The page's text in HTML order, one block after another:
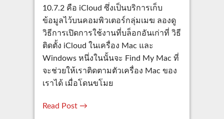
10.7.2 คือ iCloud ซึ่งเป็นบริการเก็บ
ข้อมูลไว้บนคอมพิวเตอร์กลุ่มเมฆ ลองดู
วิธีการเปิดการใช้งานที่บล็อกอันเก่าที่ วิธี
ติดตั้ง iCloud ในเครื่อง Mac และ
Windows หนึ่งในนั้นจะ Find My Mac ที่
จะช่วยให้เราติดตามตัวเครื่อง Mac ของ
เราได้ เมื่อโดนขโมย
Read Post →